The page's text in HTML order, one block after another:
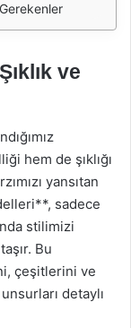
ve
hem de şıklığı
yansıtan
sadece
stilimizi
Bu
çeşitlerini ve
detaylı